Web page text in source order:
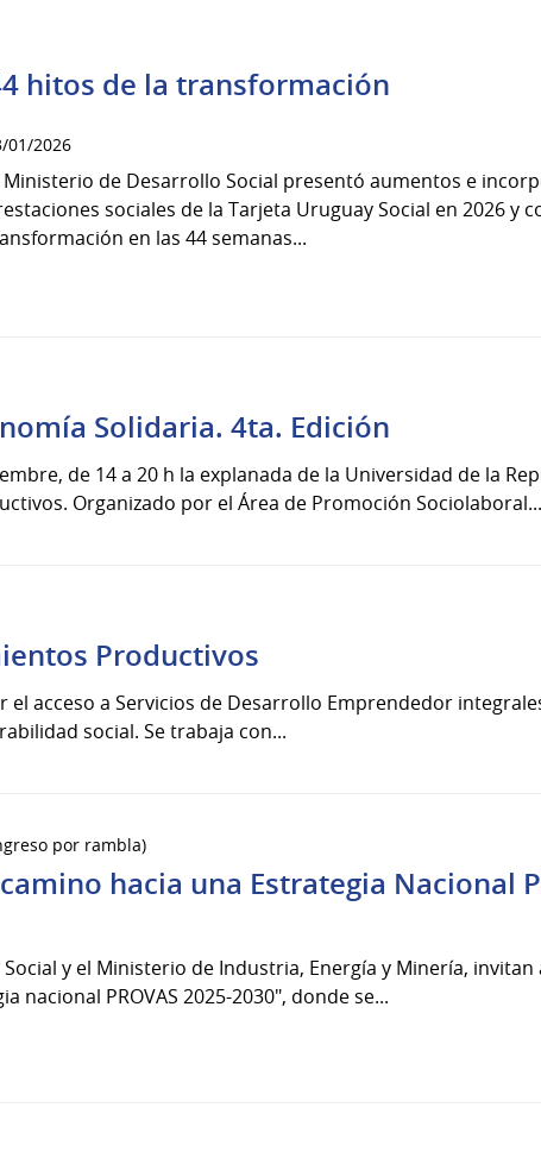
hitos de la transformación
01/2026
Ministerio de Desarrollo Social presentó aumentos e
sociales de la Tarjeta Uruguay Social en 2026 y
en las 44 semanas...
Solidaria. 4ta. Edición
de 14 a 20 h la explanada de la Universidad de la
Organizado por el Área de Promoción Sociolaboral...
Productivos
acceso a Servicios de Desarrollo Emprendedor
social. Se trabaja con...
por rambla)
hacia una Estrategia Nacional
y el Ministerio de Industria, Energía y Minería,
nacional PROVAS 2025-2030", donde se...